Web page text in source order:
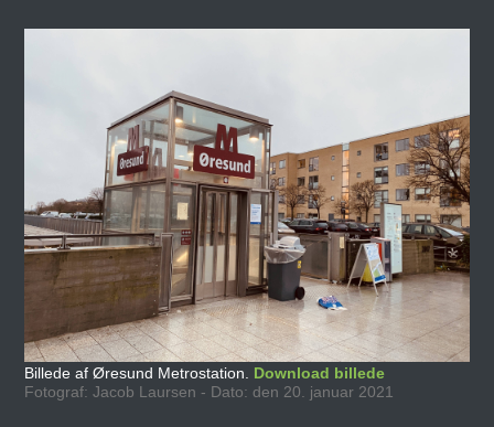
Billede af Øresund Metrostation. Download billede
Fotograf: Jacob Laursen - Dato: den 20. januar 2021